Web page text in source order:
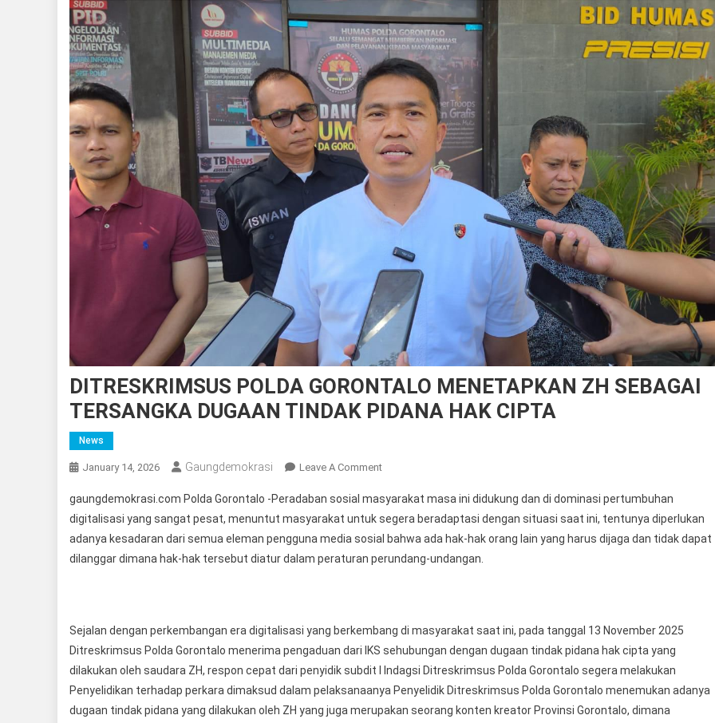
DITRESKRIMSUS POLDA GORONTALO MENETAPKAN ZH SEBAGAI
TERSANGKA DUGAAN TINDAK PIDANA HAK CIPTA
News
January 14, 2026 Gaungdemokrasi Leave A CommentOn
POLDA
GORONTALO
MENETAPKAN
ZH
TINDAK
PIDANA
HAK
CIPTA
gaungdemokrasi.com Polda Gorontalo -Peradaban sosial masyarakat masa ini didukung dan di dominasi pertumbuhan
digitalisasi yang sangat pesat, menuntut masyarakat untuk segera beradaptasi dengan situasi saat ini, tentunya diperlukan
adanya kesadaran dari semua eleman pengguna media sosial bahwa ada hak-hak orang lain yang harus dijaga dan tidak dapat
dilanggar dimana hak-hak tersebut diatur dalam peraturan perundang-undangan.
Sejalan dengan perkembangan era digitalisasi yang berkembang di masyarakat saat ini, pada tanggal 13 November 2025
Ditreskrimsus Polda Gorontalo menerima pengaduan dari IKS sehubungan dengan dugaan tindak pidana hak cipta yang
dilakukan oleh saudara ZH, respon cepat dari penyidik subdit I Indagsi Ditreskrimsus Polda Gorontalo segera melakukan
Penyelidikan terhadap perkara dimaksud dalam pelaksanaanya Penyelidik Ditreskrimsus Polda Gorontalo menemukan adanya
dugaan tindak pidana yang dilakukan oleh ZH yang juga merupakan seorang konten kreator Provinsi Gorontalo, dimana